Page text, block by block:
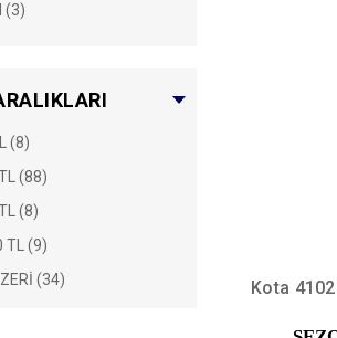
(3)
(8)
(88)
(8)
TL (9)
(34)
Kota